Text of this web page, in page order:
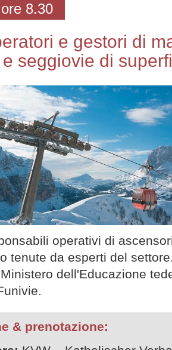
8.30
e gestori di
seggiovie di
operativi di
tenute da esperti del
dell'Educazione
& prenotazione: